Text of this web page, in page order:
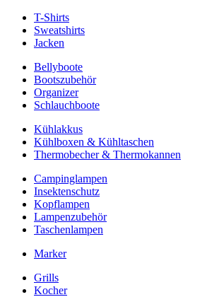
T-Shirts
Sweatshirts
Jacken
Bellyboote
Bootszubehör
Organizer
Schlauchboote
Kühlakkus
Kühlboxen & Kühltaschen
Thermobecher & Thermokannen
Campinglampen
Insektenschutz
Kopflampen
Lampenzubehör
Taschenlampen
Marker
Grills
Kocher